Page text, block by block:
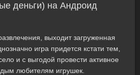
деньги) на Андроид
выходит загруженная
игра придется кстати тем,
и с выгодой провести активное
любителям игрушек.